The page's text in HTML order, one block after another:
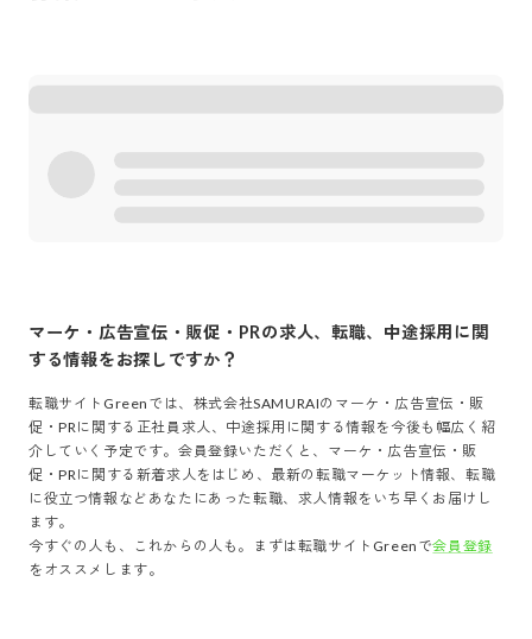
マーケ・広告宣伝・販促・PRの求人、転職、中途採用に関
する情報をお探しですか？
転職サイトGreenでは、 株式会社SAMURAIの マーケ・広告宣伝・販
促・PRに関する正社員求人、中途採用に関する情報を今後も幅広く紹
介していく予定です。会員登録いただくと、 マーケ・広告宣伝・販
促・PRに関する新着求人をはじめ、最新の転職マーケット情報、転職
に役立つ情報などあなたにあった転職、求人情報をいち早くお届けし
ます。
今すぐの人も、これからの人も。まずは転職サイトGreenで会員登録
をオススメします。